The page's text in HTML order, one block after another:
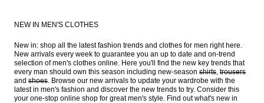
NEW IN MEN'S CLOTHES
New in: shop all the latest fashion trends and clothes for men right here.
New arrivals every week to guarantee you an up to date and on-trend
selection of men's clothes online. Here you'll find the new key trends that
every man should own this season including new-season shirts, trousers
and shoes. Browse our new arrivals to update your wardrobe with the
latest in men's fashion and discover the new trends to try. Consider this
your one-stop online shop for great men's style. Find out what's new in